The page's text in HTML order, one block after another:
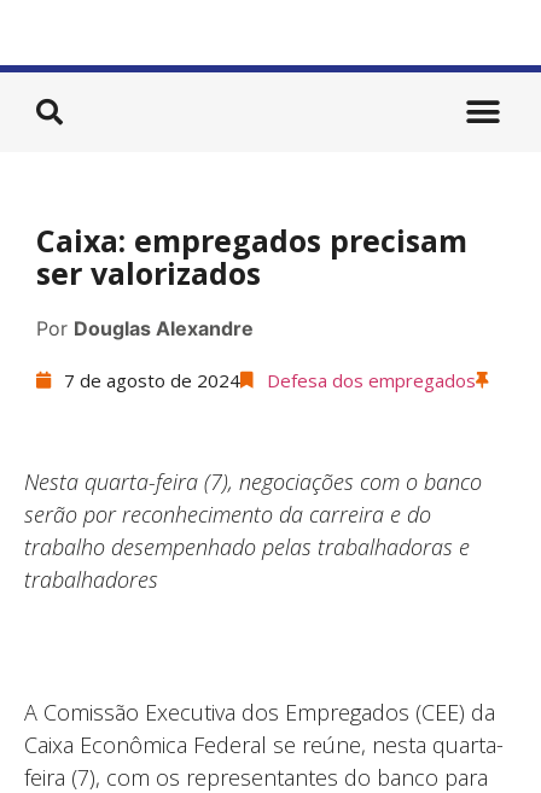
Caixa: empregados precisam
ser valorizados
Por Douglas Alexandre
7 de agosto de 2024 Defesa dos empregados
Nesta quarta-feira (7), negociações com o banco
serão por reconhecimento da carreira e do
trabalho desempenhado pelas trabalhadoras e
trabalhadores
A Comissão Executiva dos Empregados (CEE) da
Caixa Econômica Federal se reúne, nesta quarta-
feira (7), com os representantes do banco para